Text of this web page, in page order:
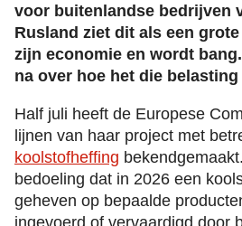
voor buitenlandse bedrijven
Rusland ziet dit als een
zijn economie en wordt
na over hoe het die
Half juli heeft de Europese
lijnen van haar project met
koolstofheffing
bedoeling dat in 2026 een
geheven op bepaalde
ingevoerd of vervaardigd door